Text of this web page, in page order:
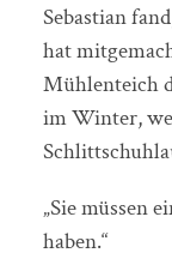
Sebastian
hat
Mühlenteich
im Winter,
„Sie müssen
haben.“